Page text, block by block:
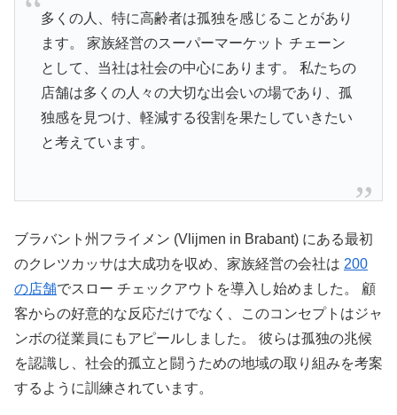
多くの人、特に高齢者は孤独を感じることがあり
ます。 家族経営のスーパーマーケット チェーン
として、当社は社会の中心にあります。 私たちの
店舗は多くの人々の大切な出会いの場であり、孤
独感を見つけ、軽減する役割を果たしていきたい
と考えています。
ブラバント州フライメン (Vlijmen in Brabant) にある最初
のクレツカッサは大成功を収め、家族経営の会社は 200
の店舗でスロー チェックアウトを導入し始めました。 顧
客からの好意的な反応だけでなく、このコンセプトはジャ
ンボの従業員にもアピールしました。 彼らは孤独の兆候
を認識し、社会的孤立と闘うための地域の取り組みを考案
するように訓練されています。